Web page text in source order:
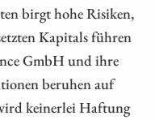
birgt hohe Risiken,
Kapitals führen
GmbH und ihre
beruhen auf
keinerlei Haftung